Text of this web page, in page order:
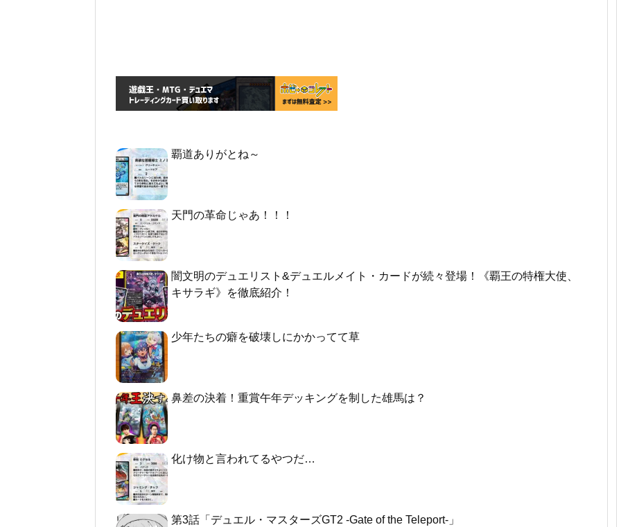
覇道ありがとね～
天門の革命じゃあ！！！
闇文明のデュエリスト&デュエルメイト・カードが続々登場！《覇王の特権大使、
キサラギ》を徹底紹介！
少年たちの癖を破壊しにかかってて草
鼻差の決着！重賞午年デッキングを制した雄馬は？
化け物と言われてるやつだ…
第3話「デュエル・マスターズGT2 -Gate of the Teleport-」